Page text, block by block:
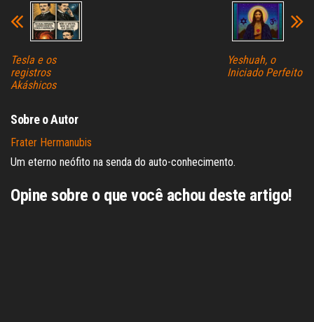
Tesla e os
registros
Akáshicos
Yeshuah, o
Iniciado Perfeito
Sobre o Autor
Frater Hermanubis
Um eterno neófito na senda do auto-conhecimento.
Opine sobre o que você achou deste artigo!